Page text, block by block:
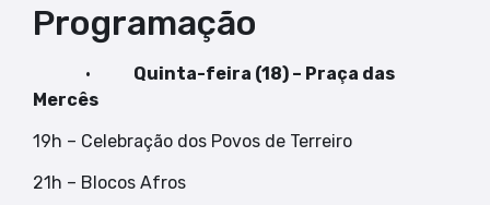
Programação
•
Quinta-feira (18) – Praça das
Mercês
19h – Celebração dos Povos de Terreiro
21h – Blocos Afros